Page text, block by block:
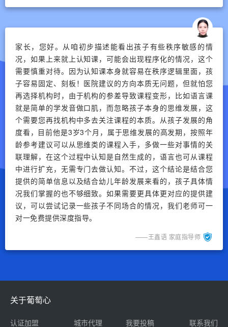
家长，您好。从咱初步描述能看出孩子有些秩序敏感的情
况，如果上来就上认知课，可能会出现程序化的情况，这个
需要慎重对待。因为认知课本身就容易在秩序逻辑里面，孩
子容易固定、刻板！医院建议的方向本质无问题，但就怕您
再选择机构时，由于机构的参差导致课程变形，比如语言课
就是简单的学发音做口肌，而忽略孩子本身的思维发展，这
个需要您再找机构中多去关注课程的本质。从孩子发展的角
度看，目前他是3岁3个月，属于思维发展的高发期，按照年
龄参考建议可以从思维类的课程入手，多做一些对事情的关
联理解，在这个过程中认知是自然生成的，语言也可从课程
中进行扩充，无需专门去做认知。不过，这个结论是结合您
提供的简单信息以及结合幼儿年龄发展来看的，孩子具体情
况我们掌握的也不够细致。如果需要更具体更对应的提供建
议，可以尝试记录一些孩子不同场合的情况，我们老师可一
对一免费提供深度指导。
——王鑫语 家庭指导师
关于葡萄心
认证加盟 城市代理 我要投稿 联系我们